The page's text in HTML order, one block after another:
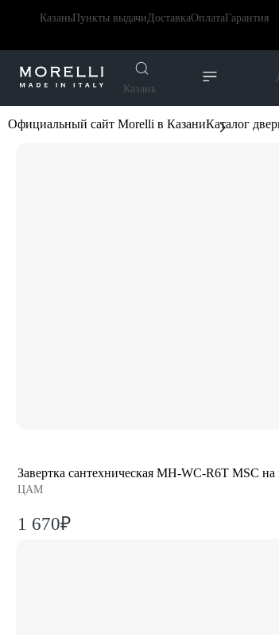
КазаньПункты выдачиДоставкаОплатаГарантия
Казань
Официальный сайт Morelli в КазаниКаталог
Завертка сантехническая MH-WC-R6T MSC
ЦАМ
1 670₽